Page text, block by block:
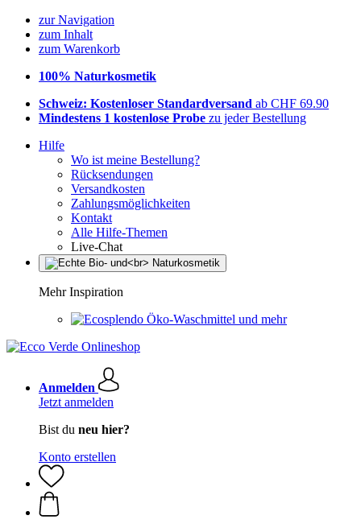
zur Navigation
zum Inhalt
zum Warenkorb
100% Naturkosmetik
Schweiz: Kostenloser Standardversand ab CHF 69.90
Mindestens 1 kostenlose Probe zu jeder Bestellung
Hilfe
Wo ist meine Bestellung?
Rücksendungen
Versandkosten
Zahlungsmöglichkeiten
Kontakt
Alle Hilfe-Themen
Live-Chat
Mehr Inspiration
Öko-Waschmittel und mehr
Anmelden
Jetzt anmelden
Bist du neu hier?
Konto erstellen